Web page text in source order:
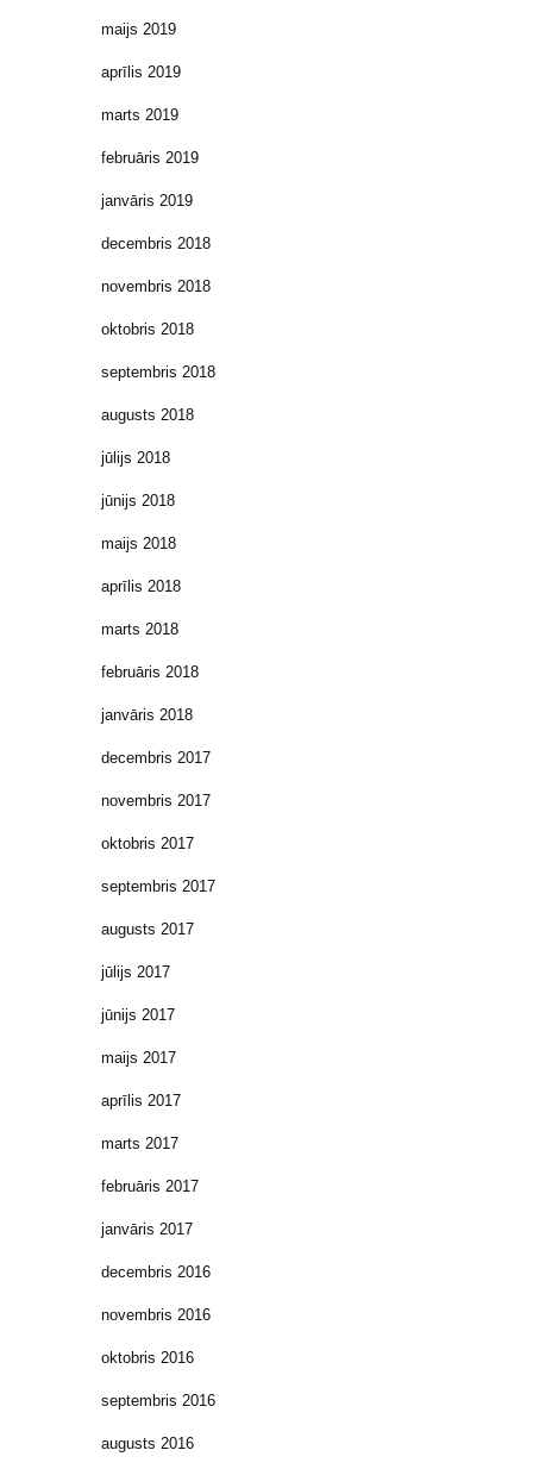
maijs 2019
aprīlis 2019
marts 2019
februāris 2019
janvāris 2019
decembris 2018
novembris 2018
oktobris 2018
septembris 2018
augusts 2018
jūlijs 2018
jūnijs 2018
maijs 2018
aprīlis 2018
marts 2018
februāris 2018
janvāris 2018
decembris 2017
novembris 2017
oktobris 2017
septembris 2017
augusts 2017
jūlijs 2017
jūnijs 2017
maijs 2017
aprīlis 2017
marts 2017
februāris 2017
janvāris 2017
decembris 2016
novembris 2016
oktobris 2016
septembris 2016
augusts 2016